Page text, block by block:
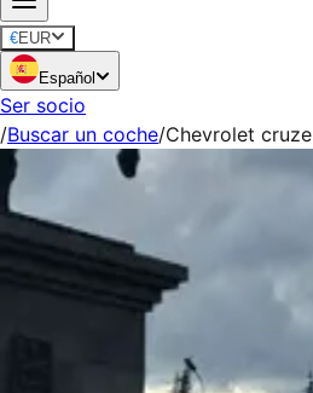
€EUR
Español
Ser socio
/Buscar un coche/Chevrolet cruze